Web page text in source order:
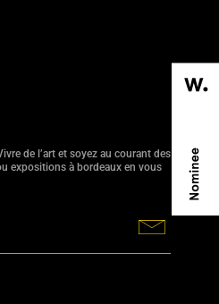
de l’art et soyez au courant des
expositions à bordeaux en vous